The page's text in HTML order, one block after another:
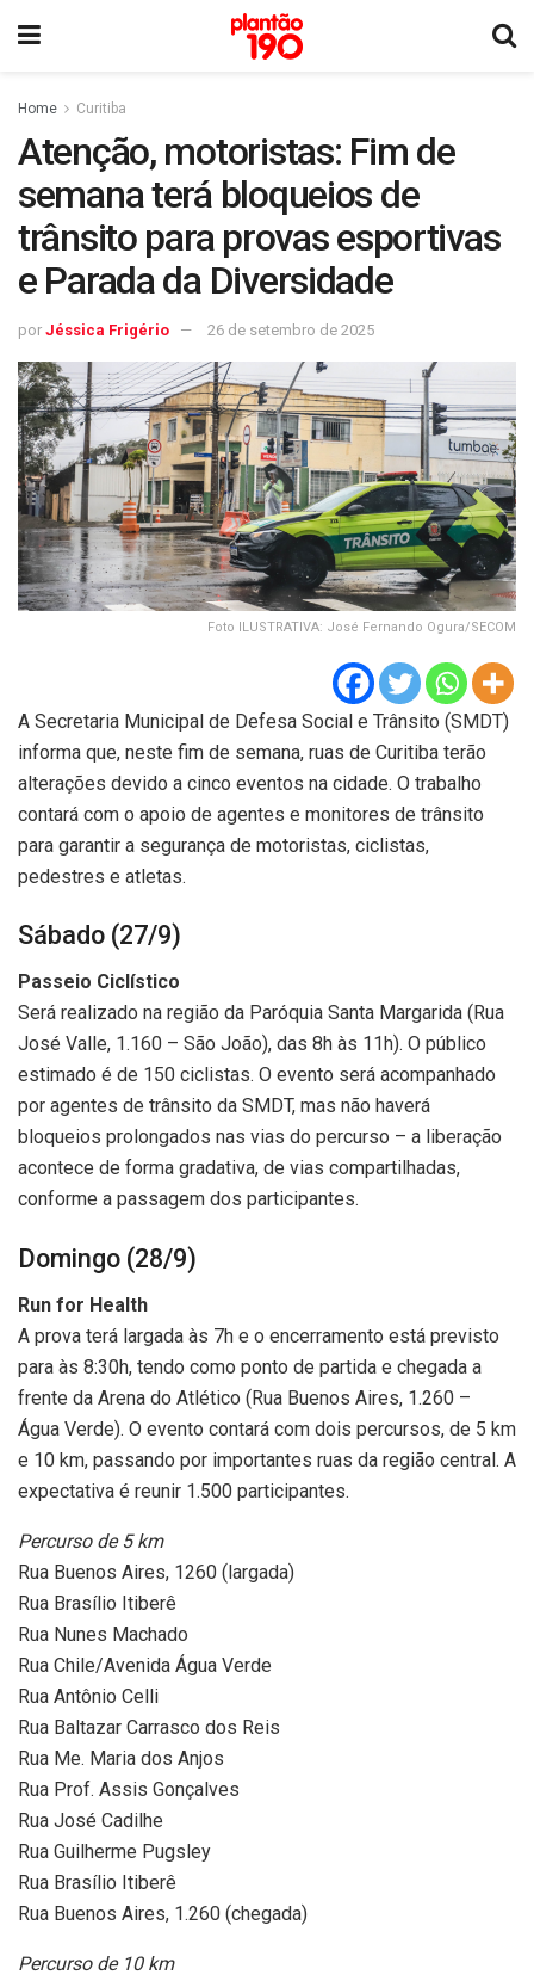
Home Curitiba
Atenção, motoristas: Fim de
semana terá bloqueios de
trânsito para provas esportivas
e Parada da Diversidade
por Jéssica Frigério 26 de setembro de 2025
Foto ILUSTRATIVA: José Fernando Ogura/SECOM
A Secretaria Municipal de Defesa Social e Trânsito (SMDT)
informa que, neste fim de semana, ruas de Curitiba terão
alterações devido a cinco eventos na cidade. O trabalho
contará com o apoio de agentes e monitores de trânsito
para garantir a segurança de motoristas, ciclistas,
pedestres e atletas.
Sábado (27/9)
Passeio Ciclístico
Será realizado na região da Paróquia Santa Margarida (Rua
José Valle, 1.160 – São João), das 8h às 11h). O público
estimado é de 150 ciclistas. O evento será acompanhado
por agentes de trânsito da SMDT, mas não haverá
bloqueios prolongados nas vias do percurso – a liberação
acontece de forma gradativa, de vias compartilhadas,
conforme a passagem dos participantes.
Domingo (28/9)
Run for Health
A prova terá largada às 7h e o encerramento está previsto
para às 8:30h, tendo como ponto de partida e chegada a
frente da Arena do Atlético (Rua Buenos Aires, 1.260 –
Água Verde). O evento contará com dois percursos, de 5 km
e 10 km, passando por importantes ruas da região central. A
expectativa é reunir 1.500 participantes.
Percurso de 5 km
Rua Buenos Aires, 1260 (largada)
Rua Brasílio Itiberê
Rua Nunes Machado
Rua Chile/Avenida Água Verde
Rua Antônio Celli
Rua Baltazar Carrasco dos Reis
Rua Me. Maria dos Anjos
Rua Prof. Assis Gonçalves
Rua José Cadilhe
Rua Guilherme Pugsley
Rua Brasílio Itiberê
Rua Buenos Aires, 1.260 (chegada)
Percurso de 10 km